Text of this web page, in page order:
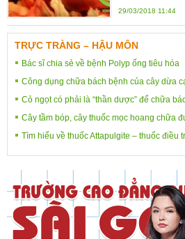
29/03/2018 11:44
TRỰC TRÀNG – HẬU MÔN
Bác sĩ chia sẻ về bệnh Polyp ống tiêu hóa
Công dụng chữa bách bệnh của cây dừa
Cỏ ngọt có phải là “thần dược” để chữa
Cây tầm bóp, cây thuốc mọc hoang chữa
Tìm hiểu về thuốc Attapulgite – thuốc điều